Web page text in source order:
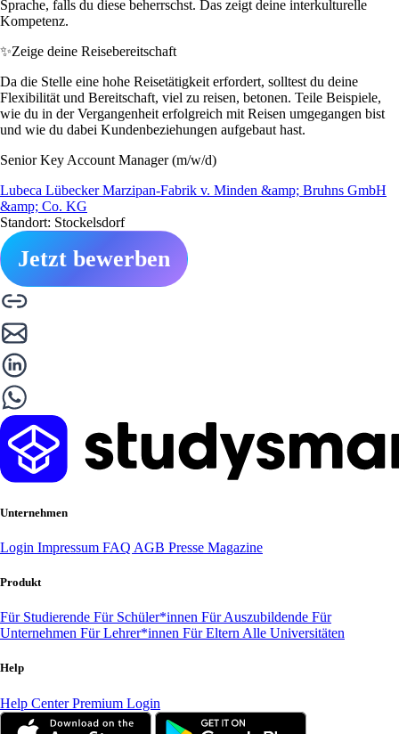
Sprache, falls du diese beherrschst. Das zeigt deine interkulturelle
Kompetenz.
✨Zeige deine Reisebereitschaft
Da die Stelle eine hohe Reisetätigkeit erfordert, solltest du deine
Flexibilität und Bereitschaft, viel zu reisen, betonen. Teile Beispiele,
wie du in der Vergangenheit erfolgreich mit Reisen umgegangen bist
und wie du dabei Kundenbeziehungen aufgebaut hast.
Senior Key Account Manager (m/w/d)
Lubeca Lübecker Marzipan-Fabrik v. Minden &amp; Bruhns GmbH
&amp; Co. KG
Standort: Stockelsdorf
Jetzt bewerben
Unternehmen
Login Impressum FAQ AGB Presse Magazine
Produkt
Für Studierende Für Schüler*innen Für Auszubildende Für
Unternehmen Für Lehrer*innen Für Eltern Alle Universitäten
Help
Help CenterPremium Login